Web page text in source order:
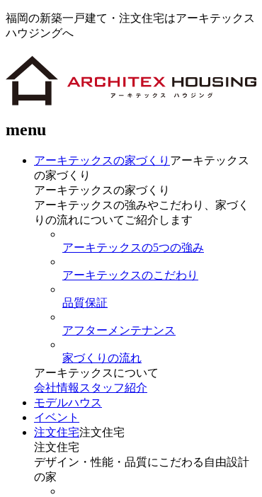
福岡の新築一戸建て・注文住宅はアーキテックス
ハウジングへ
menu
アーキテックスの家づくり アーキテックス
の家づくり
アーキテックスの家づくり
アーキテックスの強みやこだわり、家づく
りの流れについてご紹介します
アーキテックスの5つの強み
アーキテックスのこだわり
品質保証
アフターメンテナンス
家づくりの流れ
アーキテックスについて
会社情報 スタッフ紹介
モデルハウス
イベント
注文住宅注文住宅
注文住宅
デザイン・性能・品質にこだわる自由設計
の家